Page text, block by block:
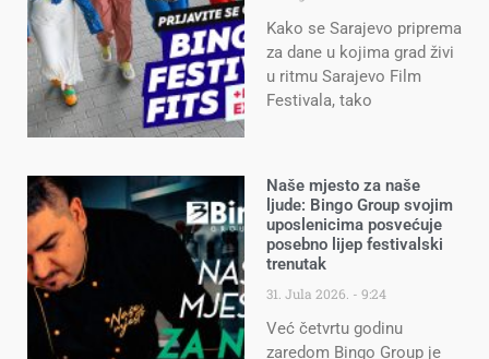
Kako se Sarajevo priprema
za dane u kojima grad živi
u ritmu Sarajevo Film
Festivala, tako
Naše mjesto za naše
ljude: Bingo Group svojim
uposlenicima posvećuje
posebno lijep festivalski
trenutak
31. Jula 2026. 9:24
Već četvrtu godinu
zaredom Bingo Group je